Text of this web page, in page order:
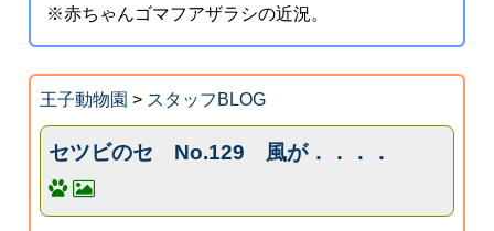
※赤ちゃんゴマフアザラシの近況。
王子動物園 > スタッフBLOG
セツビのセ No.129 風が．．．．